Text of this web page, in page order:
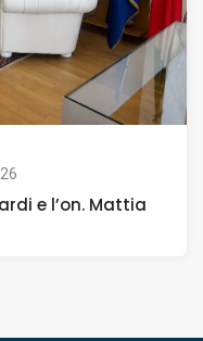
e l’on. Mattia